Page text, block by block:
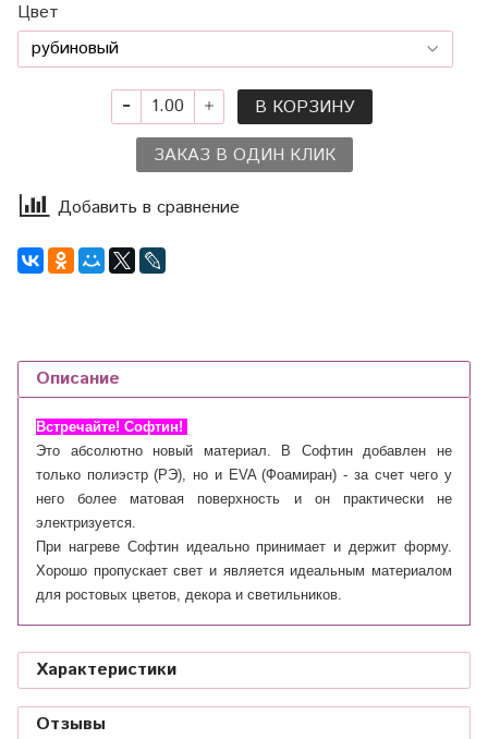
Цвет
В КОРЗИНУ
ЗАКАЗ В ОДИН КЛИК
Добавить в сравнение
Описание
Встречайте! Софтин!
Это абсолютно новый материал. В Софтин добавлен не
только полиэстр (РЭ), но и EVA (Фоамиран) - за счет чего у
него более матовая поверхность и он практически не
электризуется.
При нагреве Софтин идеально принимает и держит форму.
Хорошо пропускает свет и является идеальным материалом
для ростовых цветов, декора и светильников.
Характеристики
Отзывы